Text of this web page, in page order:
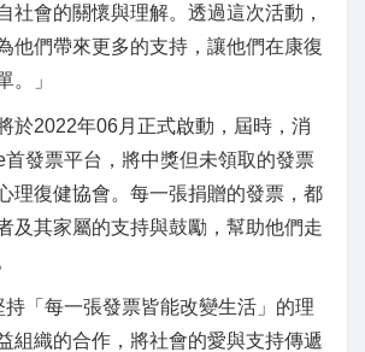
社會的關懷與理解。透過這次活動，
他們帶來更多的支持，讓他們在康復
。」
於2022年06月正式啟動，屆時，消
首發票平台，將中獎但未領取的發票
理復健協會。每一張捐贈的發票，都
及其家屬的支持與鼓勵，幫助他們走
「每一張發票皆能改變生活」的理
組織的合作，將社會的愛與支持傳遞